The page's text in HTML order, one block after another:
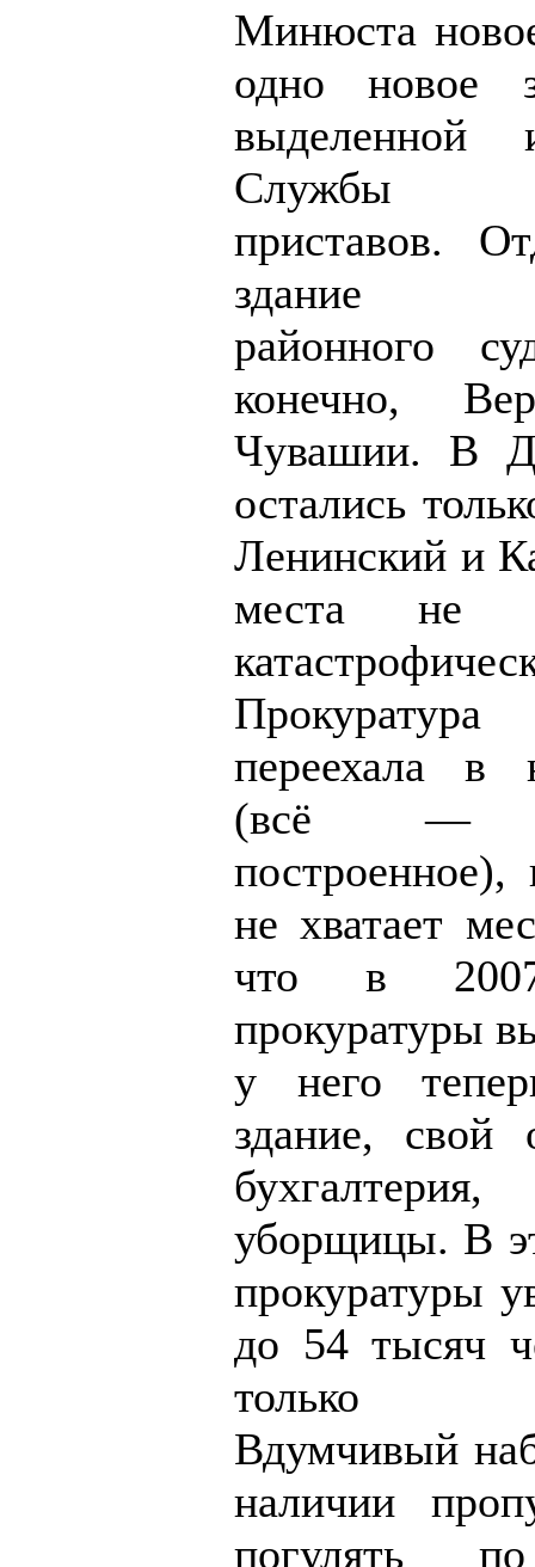
Минюста
одно
Службы
приставов.
здание
районного
конечно,
Чувашии. В
остались
Ленинский и
места не
переехала в
(всё —
не хватает
что в
прокуратуры
у него
здание, свой
уборщицы. В
прокуратуры
до 54 тысяч
только
Вдумчивый
наличии
погулять